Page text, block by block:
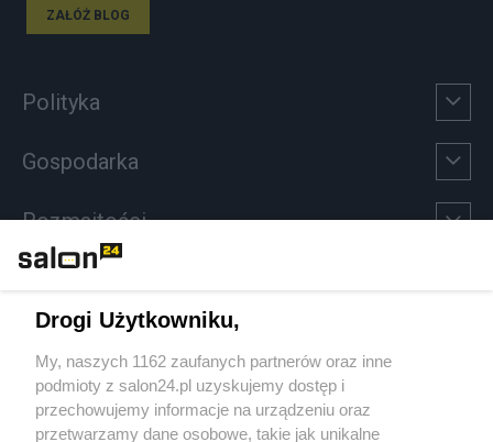
ZAŁÓŻ BLOG
Polityka
Gospodarka
Rozmaitości
Sport
Społeczeństwo
Drogi Użytkowniku,
My, naszych 1162 zaufanych partnerów oraz inne
podmioty z salon24.pl uzyskujemy dostęp i
przechowujemy informacje na urządzeniu oraz
przetwarzamy dane osobowe, takie jak unikalne